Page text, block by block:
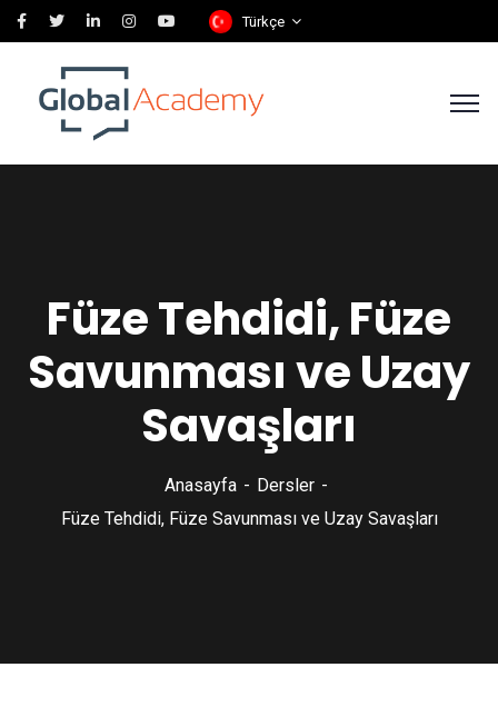
Türkçe
Füze Tehdidi, Füze
Savunması ve Uzay
Savaşları
Anasayfa
Dersler
Füze Tehdidi, Füze Savunması ve Uzay Savaşları